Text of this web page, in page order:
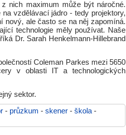
nich maximum může být náročné.
vzdělávací jádro - tedy projektory,
nový, ale často se na něj zapomíná.
technologie měly používat. Naše
Dr. Sarah Henkelmann-Hillebrand
Coleman Parkes mezi 5650
v oblasti IT a technologických
sektor.
- průzkum - skener - škola -